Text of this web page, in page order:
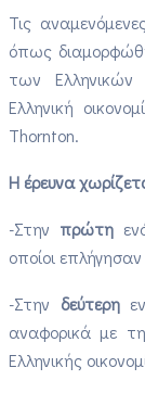
Τις
όπως
των Ελληνικών
Ελληνική
Thornton.
Η έρευνα
-Στην πρώτη
οποίοι
-Στην δεύτερη
αναφορικά με
Ελληνικής